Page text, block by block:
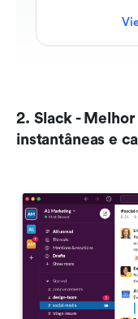
2. Slack -
instantâneas e